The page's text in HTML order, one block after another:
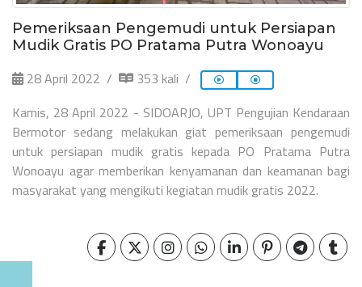
Pemeriksaan Pengemudi untuk Persiapan
Mudik Gratis PO Pratama Putra Wonoayu
28 April 2022
353 kali
Kamis, 28 April 2022 - SIDOARJO, UPT Pengujian Kendaraan
Bermotor sedang melakukan giat pemeriksaan pengemudi
untuk persiapan mudik gratis kepada PO Pratama Putra
Wonoayu agar memberikan kenyamanan dan keamanan bagi
masyarakat yang mengikuti kegiatan mudik gratis 2022.